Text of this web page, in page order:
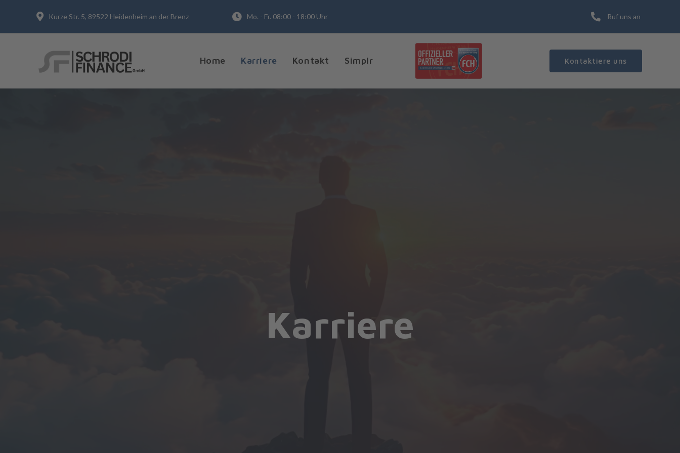
Kurze Str. 5, 89522 Heidenheim an der Brenz Mo. - Fr. 08:00 - 18:00 Uhr Ruf uns an
Home Karriere Kontakt Simplr Kontaktiere uns
Karriere